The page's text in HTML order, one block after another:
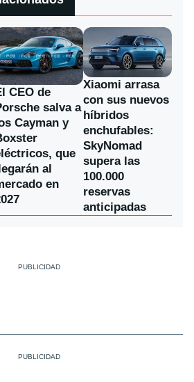
CEO de
salva a
Cayman y
que
llegarán al
en
Xiaomi arrasa
con sus nuevos
híbridos
enchufables:
SkyNomad
supera las
100.000
reservas
anticipadas